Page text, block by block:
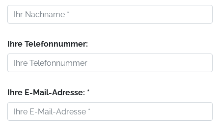
Ihre Telefonnummer:
Ihre E-Mail-Adresse: *